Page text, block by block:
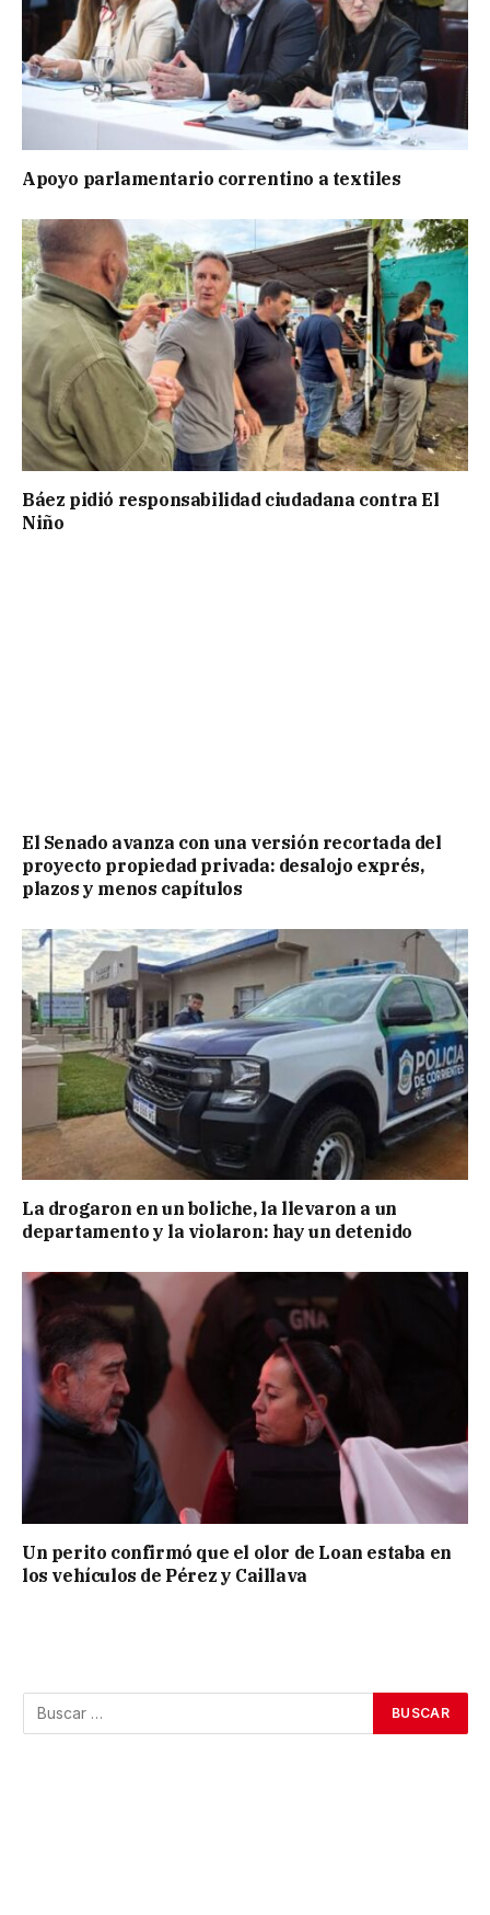
Apoyo parlamentario correntino a textiles
Báez pidió responsabilidad ciudadana contra El
Niño
El Senado avanza con una versión recortada del
proyecto propiedad privada: desalojo exprés,
plazos y menos capítulos
La drogaron en un boliche, la llevaron a un
departamento y la violaron: hay un detenido
Un perito confirmó que el olor de Loan estaba en
los vehículos de Pérez y Caillava